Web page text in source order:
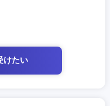
けたい